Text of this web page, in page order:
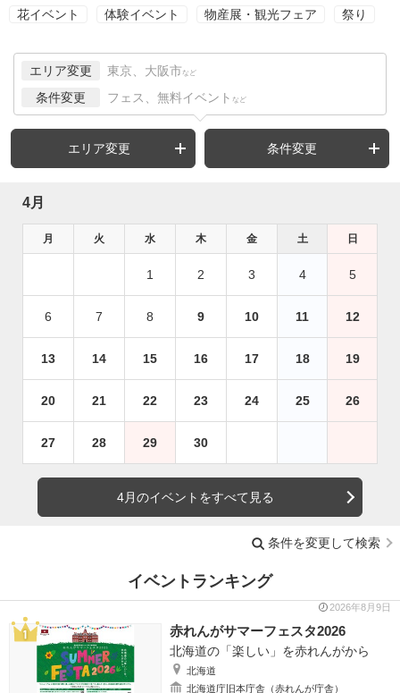
花イベント 体験イベント 物産展・観光フェア 祭り
エリア変更 東京、大阪市 など
条件変更 フェス、無料イベント など
エリア変更 条件変更
4月
月 火 水 木 金 土 日
1 2 3 4 5
6 7 8 9 10 11 12
13 14 15 16 17 18 19
20 21 22 23 24 25 26
27 28 29 30
4月のイベントをすべて見る
条件を変更して検索
イベントランキング
2026年8月9日
赤れんがサマーフェスタ2026
北海道の「楽しい」を赤れんがから
北海道
北海道庁旧本庁舎（赤れんが庁舎）